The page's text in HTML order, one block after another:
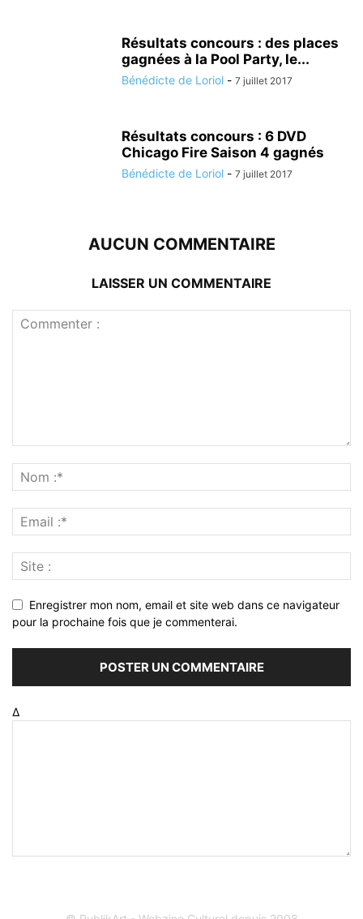
Résultats concours : des places
gagnées à la Pool Party, le...
Bénédicte de Loriol - 7 juillet 2017
Résultats concours : 6 DVD
Chicago Fire Saison 4 gagnés
Bénédicte de Loriol - 7 juillet 2017
AUCUN COMMENTAIRE
LAISSER UN COMMENTAIRE
Enregistrer mon nom, email et site web dans ce navigateur
pour la prochaine fois que je commenterai.
Δ